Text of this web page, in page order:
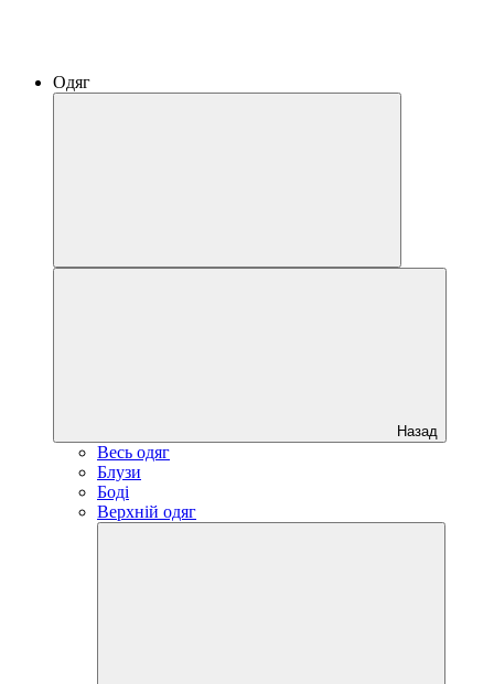
Одяг
Назад
Весь одяг
Блузи
Боді
Верхній одяг